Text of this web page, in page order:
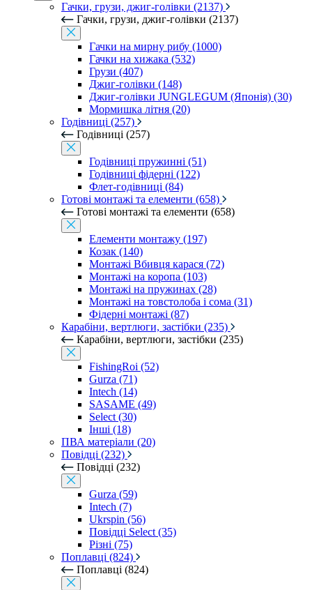
Гачки, грузи, джиг-голівки (2137)
Гачки, грузи, джиг-голівки (2137)
Гачки на мирну рибу (1000)
Гачки на хижака (532)
Грузи (407)
Джиг-голівки (148)
Джиг-голівки JUNGLEGUM (Японія) (30)
Мормишка літня (20)
Годівниці (257)
Годівниці (257)
Годівниці пружинні (51)
Годівниці фідерні (122)
Флет-годівниці (84)
Готові монтажі та елементи (658)
Готові монтажі та елементи (658)
Елементи монтажу (197)
Козак (140)
Монтажі Вбивця карася (72)
Монтажі на коропа (103)
Монтажі на пружинах (28)
Монтажі на товстолоба і сома (31)
Фідерні монтажі (87)
Карабіни, вертлюги, застібки (235)
Карабіни, вертлюги, застібки (235)
FishingRoi (52)
Gurza (71)
Intech (14)
SASAME (49)
Select (30)
Інші (18)
ПВА матеріали (20)
Повідці (232)
Повідці (232)
Gurza (59)
Intech (7)
Ukrspin (56)
Повідці Select (35)
Різні (75)
Поплавці (824)
Поплавці (824)